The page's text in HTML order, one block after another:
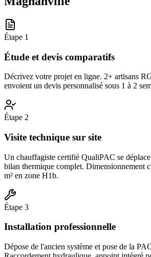
Étape 1
Étude et devis comparatifs
Décrivez votre projet en ligne. 2+ artisans
envoient un devis personnalisé sous 1 à 2
Étape 2
Visite technique sur site
Un chauffagiste certifié QualiPAC se
bilan thermique complet. Dimensionnement
m² en zone H1b.
Étape 3
Installation professionnelle
Dépose de l'ancien système et pose de la